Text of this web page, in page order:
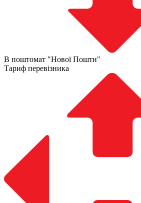
В поштомат "Нової Пошти"
Тариф перевізника